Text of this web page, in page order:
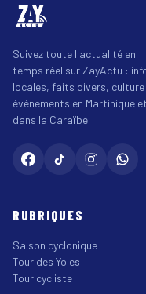
Suivez toute l'actualité en
temps réel sur ZayActu :
locales, faits divers,
événements en Martinique et
dans la Caraïbe.
RUBRIQUES
Saison cyclonique
Tour des Yoles
Tour cycliste